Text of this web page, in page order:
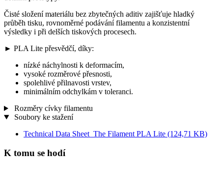
Čisté složení materiálu bez zbytečných aditiv zajišťuje hladký
průběh tisku, rovnoměrné podávání filamentu a konzistentní
výsledky i při delších tiskových procesech.
► PLA Lite přesvědčí, díky:
nízké náchylnosti k deformacím,
vysoké rozměrové přesnosti,
spolehlivé přilnavosti vrstev,
minimálním odchylkám v toleranci.
Rozměry cívky filamentu
Soubory ke stažení
Technical Data Sheet_The Filament PLA Lite (124,71 KB)
K tomu se hodí